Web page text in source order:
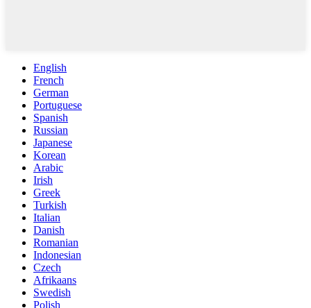
English
French
German
Portuguese
Spanish
Russian
Japanese
Korean
Arabic
Irish
Greek
Turkish
Italian
Danish
Romanian
Indonesian
Czech
Afrikaans
Swedish
Polish